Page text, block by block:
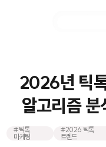
2026년 틱
알고리즘 분
#틱톡
마케팅
#2026 틱톡
트렌드